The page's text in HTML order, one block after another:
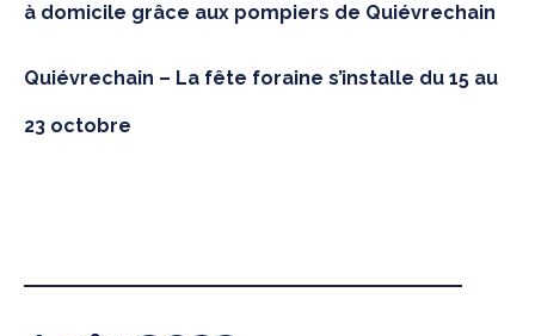
à domicile grâce aux pompiers de Quiévrechain
Quiévrechain – La fête foraine s’installe du 15 au
23 octobre